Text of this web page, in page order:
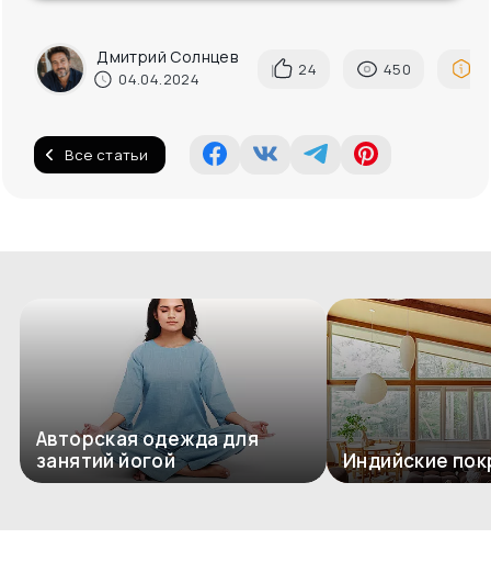
Дмитрий Солнцев
04.04.2024 24 450
Все статьи
Авторская одежда для
занятий йогой
Индийские